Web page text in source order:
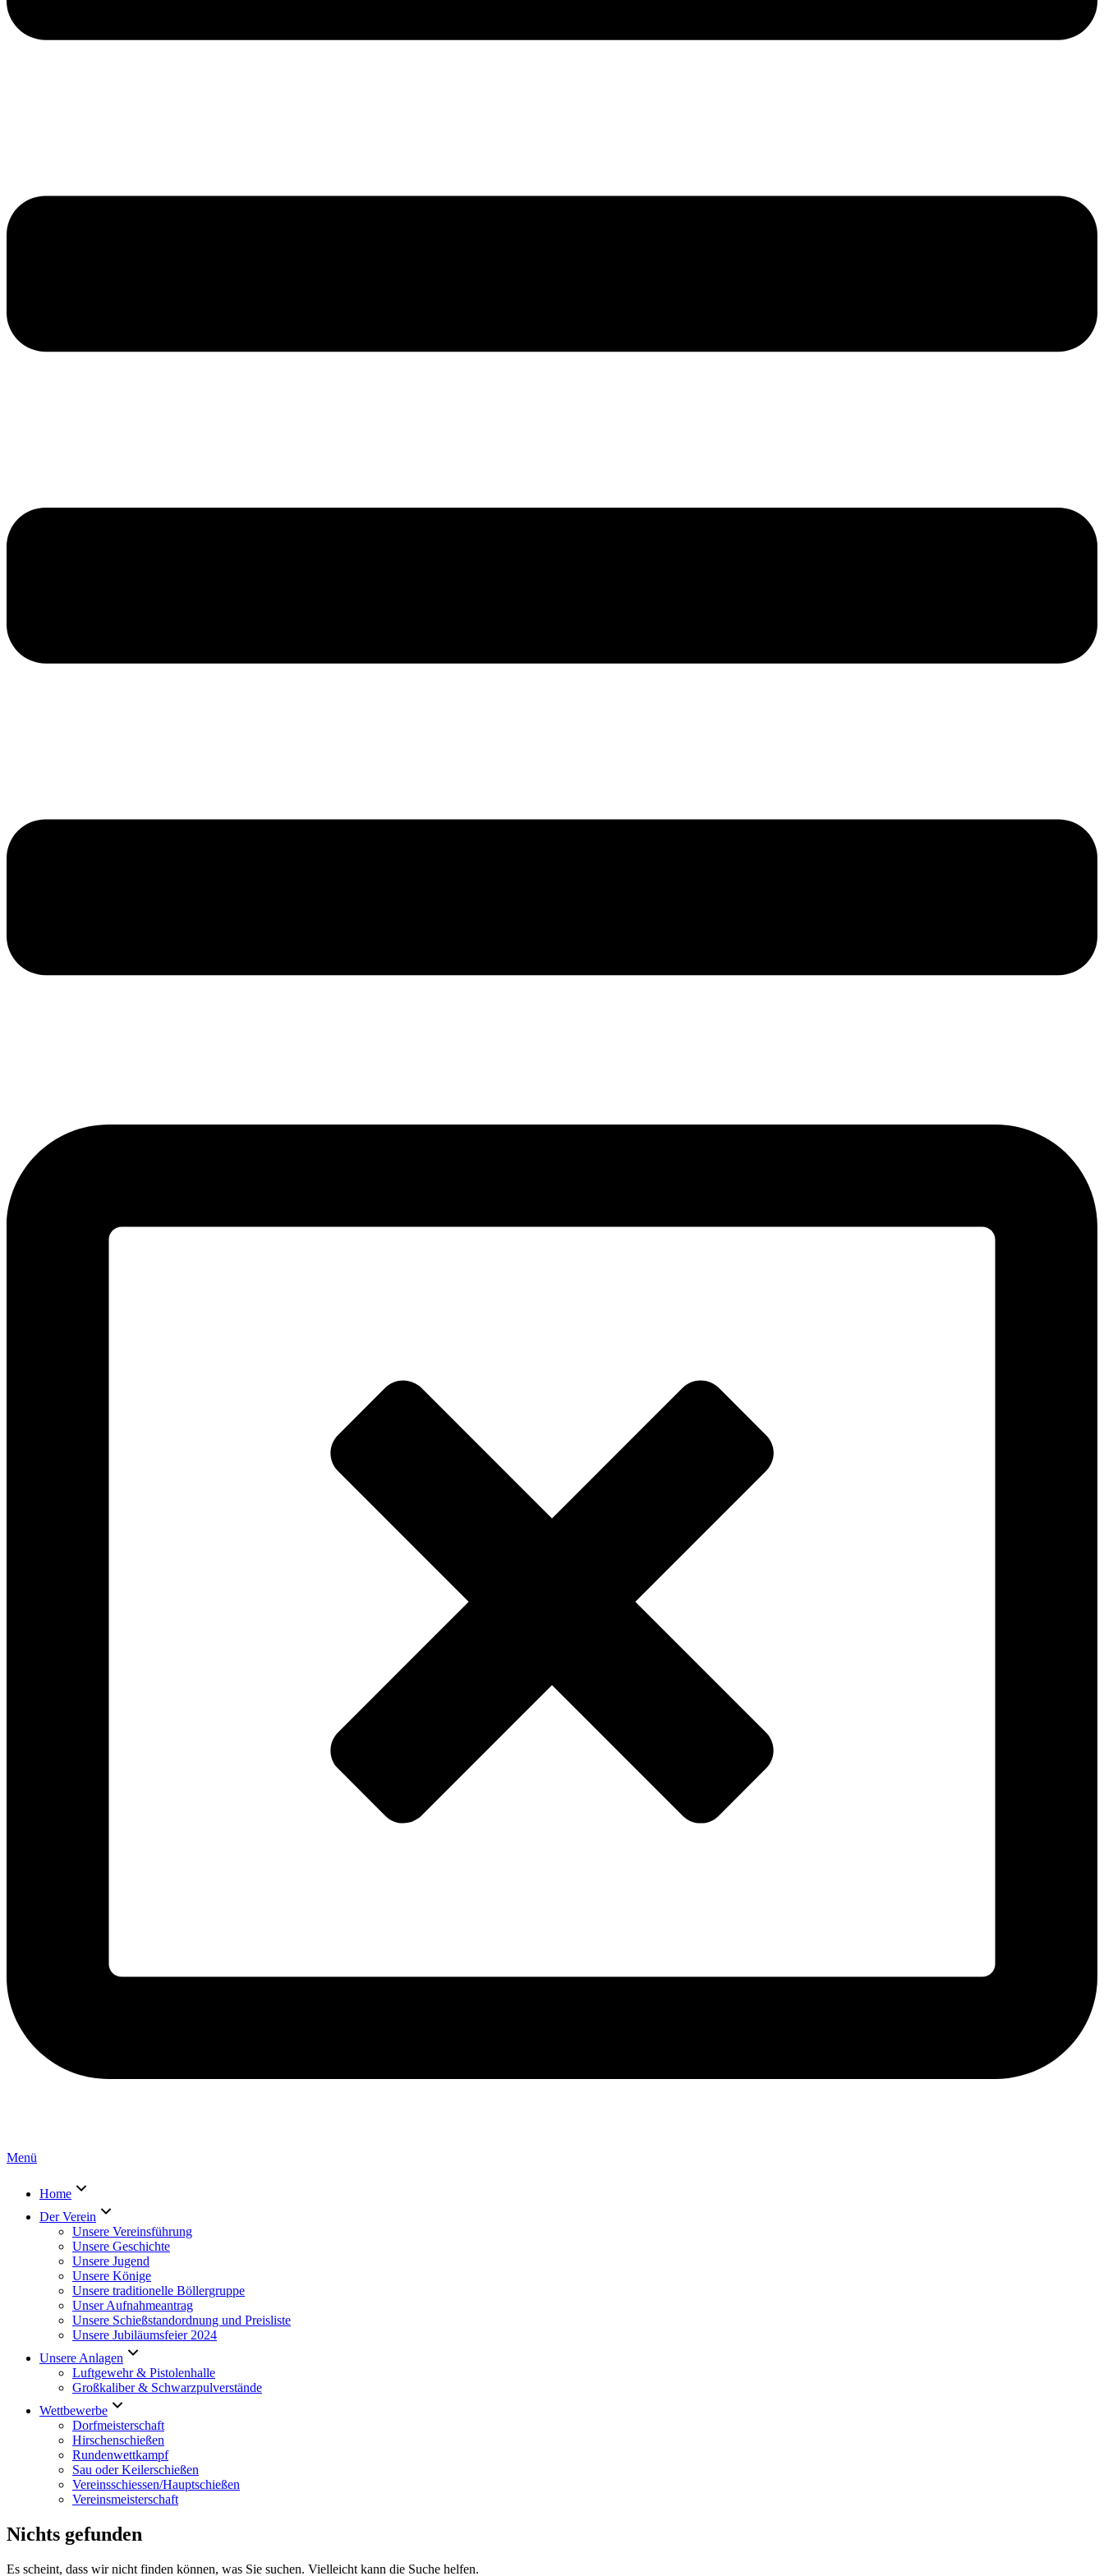
Menü
Home
Der Verein
Unsere Vereinsführung
Unsere Geschichte
Unsere Jugend
Unsere Könige
Unsere traditionelle Böllergruppe
Unser Aufnahmeantrag
Unsere Schießstandordnung und Preisliste
Unsere Jubiläumsfeier 2024
Unsere Anlagen
Luftgewehr & Pistolenhalle
Großkaliber & Schwarzpulverstände
Wettbewerbe
Dorfmeisterschaft
Hirschenschießen
Rundenwettkampf
Sau oder Keilerschießen
Vereinsschiessen/Hauptschießen
Vereinsmeisterschaft
Nichts gefunden
Es scheint, dass wir nicht finden können, was Sie suchen. Vielleicht kann die Suche helfen.